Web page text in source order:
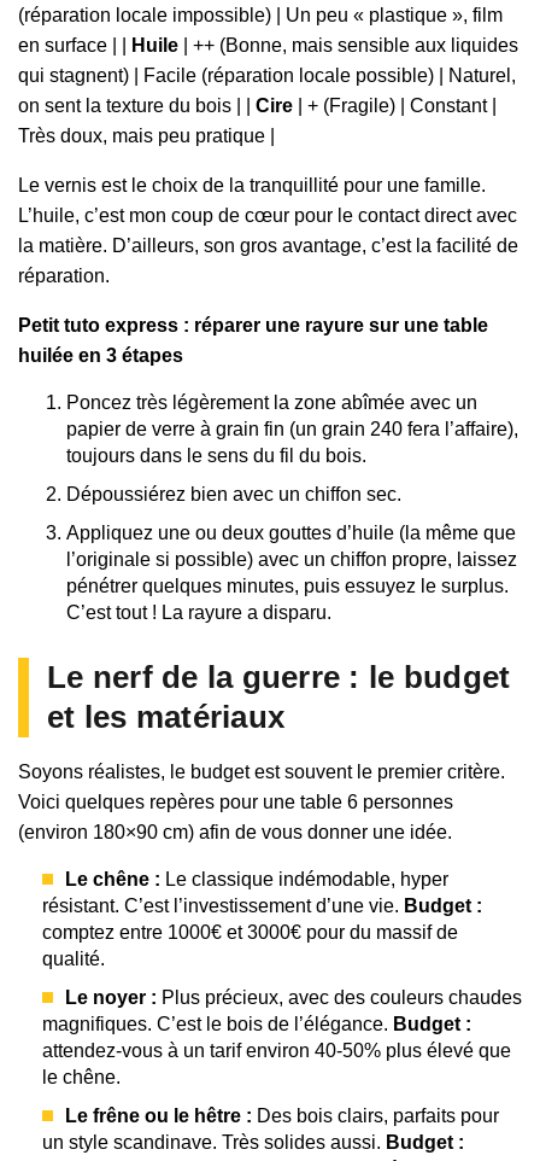
(réparation locale impossible) | Un peu « plastique », film
en surface | |
Huile | ++ (Bonne, mais sensible aux liquides
qui stagnent) | Facile (réparation locale possible) | Naturel,
on sent la texture du bois | | Cire | + (Fragile) | Constant |
Très doux, mais peu pratique |
Le vernis est le choix de la tranquillité pour une famille.
L’huile, c’est mon coup de cœur pour le contact direct avec
la matière. D’ailleurs, son gros avantage, c’est la facilité de
réparation.
Petit tuto express : réparer une rayure sur une table
huilée en 3 étapes
Poncez très légèrement la zone abîmée avec un
papier de verre à grain fin (un grain 240 fera l’affaire),
toujours dans le sens du fil du bois.
Dépoussiérez bien avec un chiffon sec.
Appliquez une ou deux gouttes d’huile (la même que
l’originale si possible) avec un chiffon propre, laissez
pénétrer quelques minutes, puis essuyez le surplus.
C’est tout ! La rayure a disparu.
Le nerf de la guerre : le budget
et les matériaux
Soyons réalistes, le budget est souvent le premier critère.
Voici quelques repères pour une table 6 personnes
(environ 180×90 cm) afin de vous donner une idée.
Le chêne : Le classique indémodable, hyper
résistant. C’est l’investissement d’une vie. Budget :
comptez entre 1000€ et 3000€ pour du massif de
qualité.
Le noyer : Plus précieux, avec des couleurs chaudes
magnifiques. C’est le bois de l’élégance. Budget :
attendez-vous à un tarif environ 40-50% plus élevé que
le chêne.
Le frêne ou le hêtre : Des bois clairs, parfaits pour
un style scandinave. Très solides aussi. Budget :